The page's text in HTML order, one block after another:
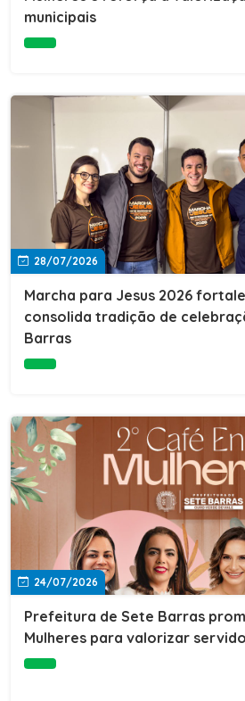
Cultura, Esporte e Lazer, Paulo
compromisso da nossa gestão com
oferecendo a jovens e adultos a
concluir seus estudos e construir um
Cada certificado entregue simboliza
determinação e a certeza de que
é investir no desenvolvimento de
Prefeitura de Sete Barras também
parceiro fundamental na retomada
Educação de Jovens e Adultos, aos
equipe da Secretaria Municipal de
os profissionais que contribuíram
importante projeto voltasse a
municipais
28/07/2026
Marcha para Jesus 2026
consolida tradição de
Barras
24/07/2026
Prefeitura de Sete Barras
Mulheres para valorizar